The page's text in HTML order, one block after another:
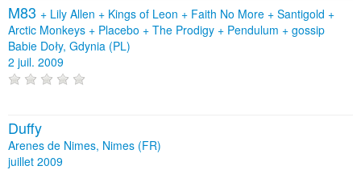
M83 + Lily Allen + Kings of Leon + Faith No More + Santigold +
Arctic Monkeys + Placebo + The Prodigy + Pendulum + gossip
Babie Doły, Gdynia (PL)
2 juil. 2009
Duffy
Arenes de Nimes, Nimes (FR)
juillet 2009